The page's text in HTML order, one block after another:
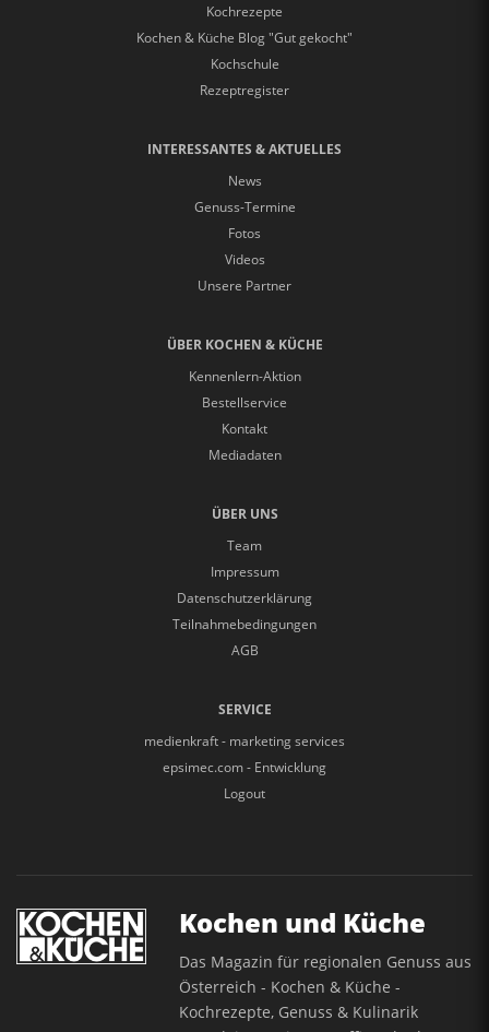
Kochrezepte
Kochen & Küche Blog "Gut gekocht"
Kochschule
Rezeptregister
INTERESSANTES & AKTUELLES
News
Genuss-Termine
Fotos
Videos
Unsere Partner
ÜBER KOCHEN & KÜCHE
Kennenlern-Aktion
Bestellservice
Kontakt
Mediadaten
ÜBER UNS
Team
Impressum
Datenschutzerklärung
Teilnahmebedingungen
AGB
SERVICE
medienkraft - marketing services
epsimec.com - Entwicklung
Logout
Kochen und Küche
Das Magazin für regionalen Genuss aus
Österreich - Kochen & Küche -
Kochrezepte, Genuss & Kulinarik